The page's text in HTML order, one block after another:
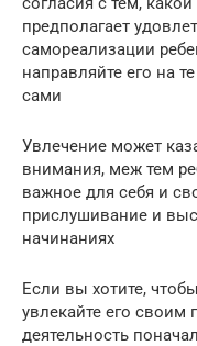
предполагает
самореализации
направляйте его на
сами
Увлечение может
внимания, меж тем
важное для себя и
прислушивание и
начинаниях
Если вы хотите,
увлекайте его
деятельность